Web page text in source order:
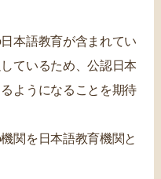
本語教育が含まれてい
ているため、公認日本
ようになることを期待
関を日本語教育機関と